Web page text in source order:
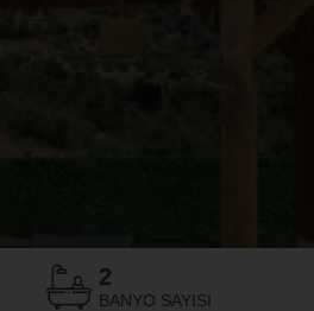
2
BANYO SAYISI